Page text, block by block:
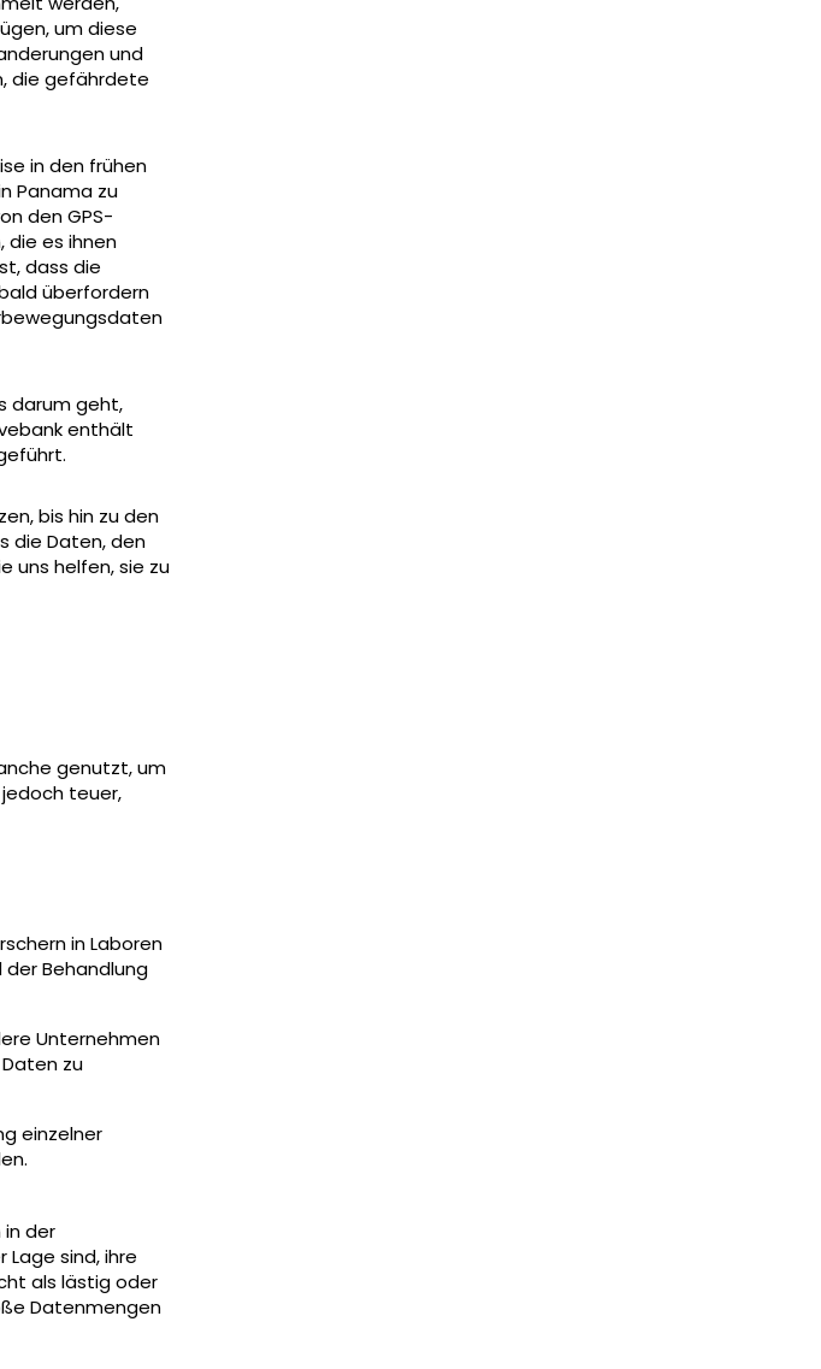
um diese
und
die gefährdete
in den frühen
Panama zu
den GPS-
die es ihnen
dass die
überfordern
darum geht,
enthält
bis hin zu den
die Daten, den
uns helfen, sie zu
genutzt, um
teuer,
in Laboren
Behandlung
Unternehmen
zu
einzelner
der
sind, ihre
als lästig oder
Datenmengen